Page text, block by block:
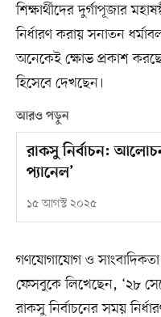
শিক্ষার্থীদের দুর্গাপূজার
নির্ধারণ করায় সনাতন
অনেকেই ক্ষোভ প্রকাশ
হিসেবে দেখছেন।
আরও পড়ুন
রাকসু নির্বাচন:
প্যানেল’
১৫ আগস্ট ২০২৫
গণযোগাযোগ ও সাংবাদিকতা
ফেসবুকে লিখেছেন, ‘২৮
রাকসু নির্বাচনের সময়